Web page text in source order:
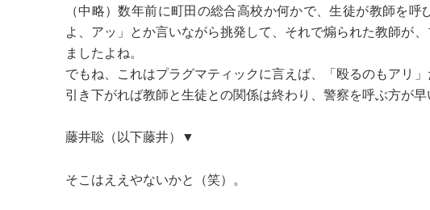
（中略）数年前に町田の総合高校か何かで、生徒が教師を
よ、アッ」とか言いながら挑発して、それで煽られた教師が
ましたよね。
でもね、これはプラグマティックに言えば、「殴るのもアリ
引き下がれば教師と生徒との関係は終わり、警察を呼ぶ方が早
藤井聡（以下藤井）▼
そこはええやないかと（笑）。